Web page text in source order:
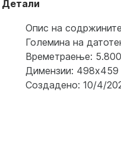
Детали
Опис на
Големина на
Времетраење:
Димензии: 498x459
Создадено: 10/4/